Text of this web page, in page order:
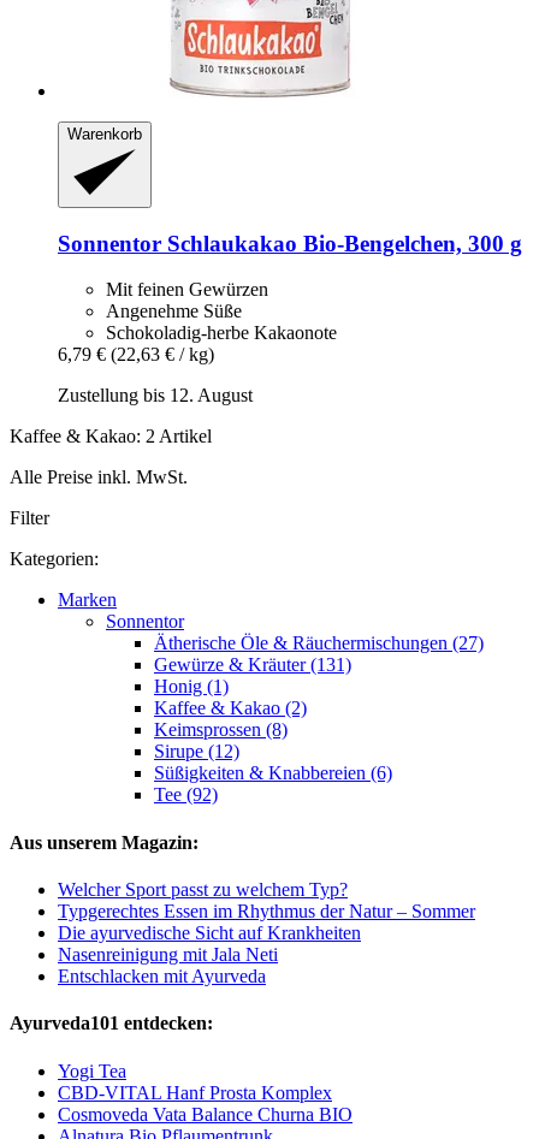
Warenkorb
Sonnentor Schlaukakao Bio-​Bengelchen, 300 g
Mit feinen Gewürzen
Angenehme Süße
Schokoladig-herbe Kakaonote
6,79 € (22,63 € / kg)
Zustellung bis 12. August
Kaffee & Kakao: 2 Artikel
Alle Preise inkl. MwSt.
Filter
Kategorien:
Marken
Sonnentor
Ätherische Öle & Räuchermischungen (27)
Gewürze & Kräuter (131)
Honig (1)
Kaffee & Kakao (2)
Keimsprossen (8)
Sirupe (12)
Süßigkeiten & Knabbereien (6)
Tee (92)
Aus unserem Magazin:
Welcher Sport passt zu welchem Typ?
Typgerechtes Essen im Rhythmus der Natur – Sommer
Die ayurvedische Sicht auf Krankheiten
Nasenreinigung mit Jala Neti
Entschlacken mit Ayurveda
Ayurveda101 entdecken:
Yogi Tea
CBD-VITAL Hanf Prosta Komplex
Cosmoveda Vata Balance Churna BIO